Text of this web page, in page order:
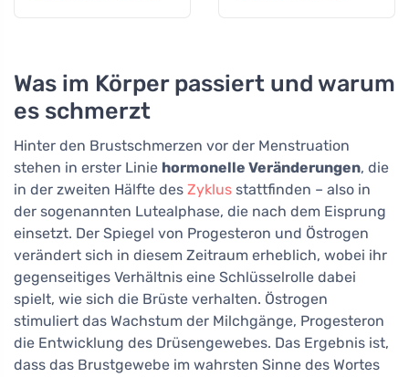
Was im Körper passiert und warum
es schmerzt
Hinter den Brustschmerzen vor der Menstruation
stehen in erster Linie hormonelle Veränderungen, die
in der zweiten Hälfte des Zyklus stattfinden – also in
der sogenannten Lutealphase, die nach dem Eisprung
einsetzt. Der Spiegel von Progesteron und Östrogen
verändert sich in diesem Zeitraum erheblich, wobei ihr
gegenseitiges Verhältnis eine Schlüsselrolle dabei
spielt, wie sich die Brüste verhalten. Östrogen
stimuliert das Wachstum der Milchgänge, Progesteron
die Entwicklung des Drüsengewebes. Das Ergebnis ist,
dass das Brustgewebe im wahrsten Sinne des Wortes